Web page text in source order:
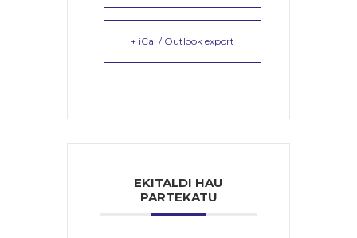
+ iCal / Outlook export
EKITALDI HAU
PARTEKATU